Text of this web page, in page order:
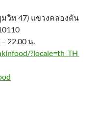
วิท 47) แขวงคลองตัน
22.00 น.
?locale=th_TH